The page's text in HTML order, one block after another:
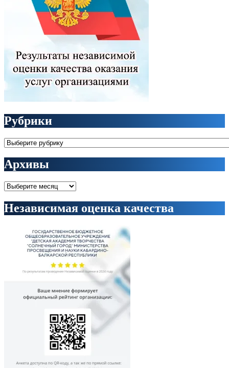
Рубрики
Рубрики
Архивы
Архивы
Независимая оценка качества